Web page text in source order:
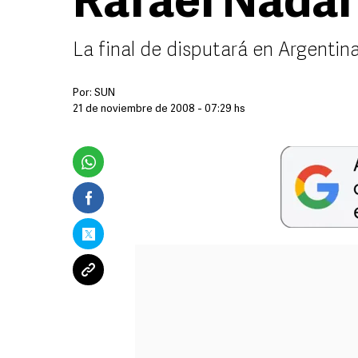
La final de disputará en
Por: SUN
21 de noviembre de 2008 - 07:29 hs